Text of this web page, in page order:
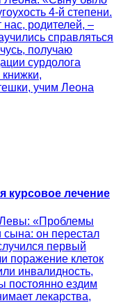
4-й степени.
нас, родителей, –
справляться
получаю
сурдолога
учим Леона
курсовое лечение
«Проблемы
он перестал
первый
поражение клеток
инвалидность,
постоянно ездим
лекарства,